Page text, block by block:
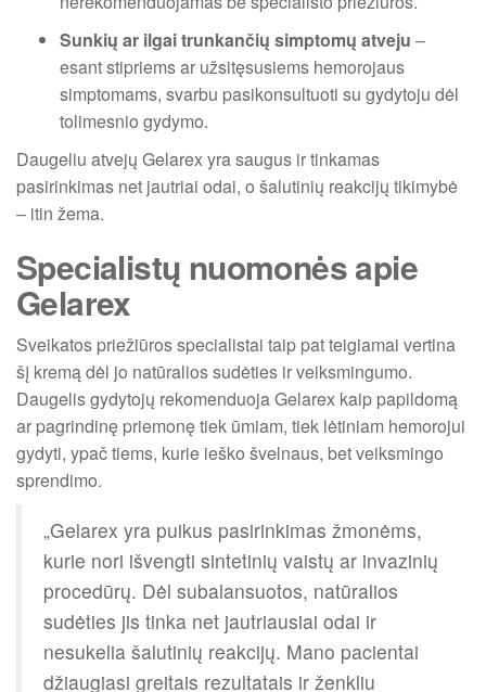
Sunkių ar ilgai trunkančių simptomų atveju –
esant stipriems ar užsitęsusiems hemorojaus
simptomams, svarbu pasikonsultuoti su gydytoju dėl
tolimesnio gydymo.
Daugeliu atvejų Gelarex yra saugus ir tinkamas
pasirinkimas net jautriai odai, o šalutinių reakcijų tikimybė
– itin žema.
Specialistų nuomonės apie
Gelarex
Sveikatos priežiūros specialistai taip pat teigiamai vertina
šį kremą dėl jo natūralios sudėties ir veiksmingumo.
Daugelis gydytojų rekomenduoja Gelarex kaip papildomą
ar pagrindinę priemonę tiek ūmiam, tiek lėtiniam hemorojui
gydyti, ypač tiems, kurie ieško švelnaus, bet veiksmingo
sprendimo.
„Gelarex yra puikus pasirinkimas žmonėms,
kurie nori išvengti sintetinių vaistų ar invazinių
procedūrų. Dėl subalansuotos, natūralios
sudėties jis tinka net jautriausiai odai ir
nesukelia šalutinių reakcijų. Mano pacientai
džiaugiasi greitais rezultatais ir ženkliu